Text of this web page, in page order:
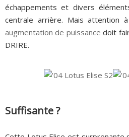
échappements et divers
centrale arrière. Mais attention
augmentation de puissance doit
DRIRE.
Suffisante ?